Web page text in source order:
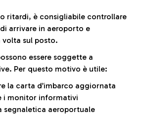
ritardi, è consigliabile controllare
arrivare in aeroporto e
sul posto.
essere soggette a
Per questo motivo è utile:
la carta d’imbarco aggiornata
i monitor informativi
segnaletica aeroportuale